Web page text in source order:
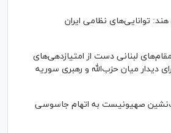
توانایی‌های نظامی ایران
لبنانی دست از امتیازدهی‌های
دیدار میان حزب‌الله و رهبری سوریه
صهیونیست به اتهام جاسوسی